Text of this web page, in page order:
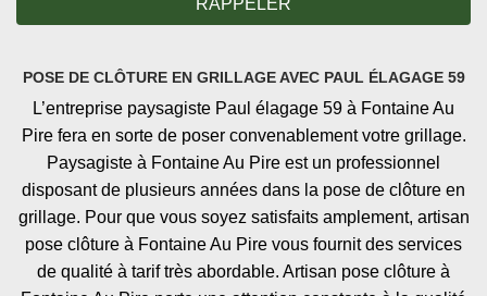
POSE DE CLÔTURE EN GRILLAGE AVEC PAUL ÉLAGAGE 59
L’entreprise paysagiste Paul élagage 59 à Fontaine Au
Pire fera en sorte de poser convenablement votre grillage.
Paysagiste à Fontaine Au Pire est un professionnel
disposant de plusieurs années dans la pose de clôture en
grillage. Pour que vous soyez satisfaits amplement, artisan
pose clôture à Fontaine Au Pire vous fournit des services
de qualité à tarif très abordable. Artisan pose clôture à